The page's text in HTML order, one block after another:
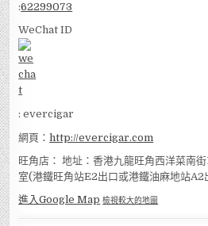
:62299073
WeChat ID
: evercigar
網頁：http://evercigar.com
旺角店： 地址：香港九龍旺角西洋菜南
室(港鐵旺角站E2出口或港鐵油麻地站A2
進入Google Map 檢視較大的地圖